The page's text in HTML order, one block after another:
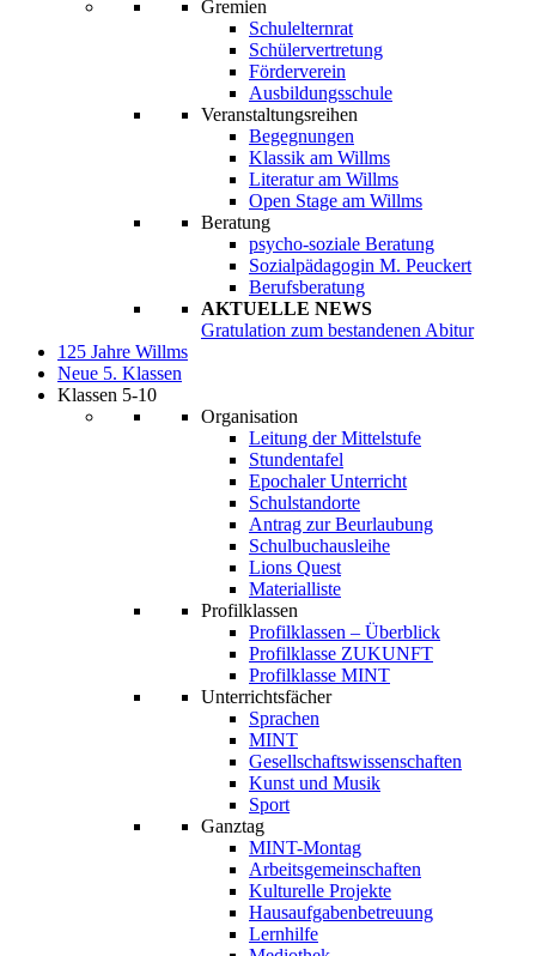
Gremien
Schulelternrat
Schülervertretung
Förderverein
Ausbildungsschule
Veranstaltungsreihen
Begegnungen
Klassik am Willms
Literatur am Willms
Open Stage am Willms
Beratung
psycho-soziale Beratung
Sozialpädagogin M. Peuckert
Berufsberatung
AKTUELLE NEWS
Gratulation zum bestandenen Abitur
125 Jahre Willms
Neue 5. Klassen
Klassen 5-10
Organisation
Leitung der Mittelstufe
Stundentafel
Epochaler Unterricht
Schulstandorte
Antrag zur Beurlaubung
Schulbuchausleihe
Lions Quest
Materialliste
Profilklassen
Profilklassen – Überblick
Profilklasse ZUKUNFT
Profilklasse MINT
Unterrichtsfächer
Sprachen
MINT
Gesellschaftswissenschaften
Kunst und Musik
Sport
Ganztag
MINT-Montag
Arbeitsgemeinschaften
Kulturelle Projekte
Hausaufgabenbetreuung
Lernhilfe